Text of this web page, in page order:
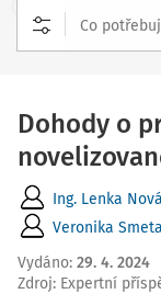
Dohody o
Ing. Lenka
Veronika
Vydáno: 29. 4. 2024
Zdroj: Expertní